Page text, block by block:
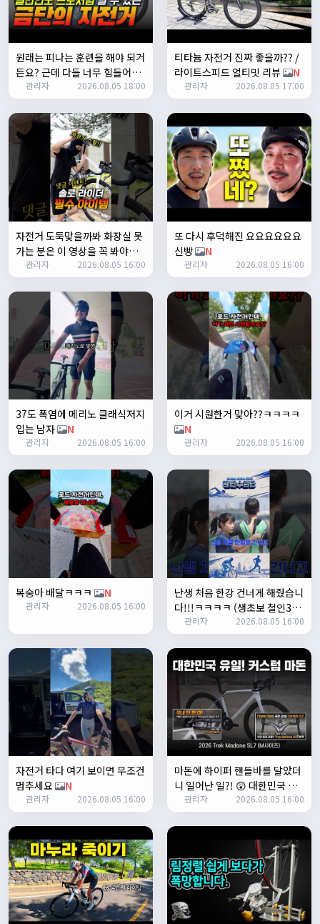
쏭박17:23:38
테스트 2
쏭박17:23:41
테스트 테스트
쏭박17:24:16
쏭박17:24:22
사진 업로드 테스트
쏭박17:24:35
테스트 완료입니다 :)
Leepi 02:57:35
1
알루미 06:16:14
뇽
1/23/2025
관리자09:12:09
사이트 가입자수가 100명이 넘었습니다 :)
관리자09:12:12
다들 좋은하루되세요~
열심히타자12:16:55
맛점하세요~
배과장12:48:20
반갑습니다 여러분 ^_^
배과장 12:48:33
명절에도 열심히 맛있는 음식먹고 로라 타셔야지요 ㅎㅎ
1/24/2025
명신이 13:35:29
안녕하세요
1/27/2025
루나워커20:37:55
좋네요. 이것저것 많이요
열심히타자21:12:34
설연휴인데 날씨가..ㅠㅠ
1/28/2025
꼬유10:07:01
명절 행복하게 보내세요~ !!
1/29/2025
2chun09:38:46
명절 잘 보내세요~!
명신이12:33:45
명절 잘보내세요~
2/1/2025
원래는 피나는 훈련을 해야 되거
든요? 근데 다들 너무 힘들어하
니까 우리가 치트키를 좀 써드릴
게요. 아, KC 인증이 안나온다고
요? 그럼 뭐... 얼른 훈련하러 안
나가고 뭐하세요?
N
관리자 2026.08.05 18:00
티타늄 자전거 진짜 좋을까?? /
라이트스피드 얼티밋 리뷰
N
관리자 2026.08.05 17:00
자전거 도둑맞을까봐 화장실 못
가는 분은 이 영상을 꼭 봐야합
니다
N
관리자 2026.08.05 16:00
또 다시 후덕해진 요요요요요요
신빵
N
관리자 2026.08.05 16:00
37도 폭염에 메리노 클래식저지
입는 남자
N
관리자 2026.08.05 16:00
이거 시원한거 맞아??ㅋㅋㅋㅋ
N
관리자 2026.08.05 16:00
복숭아 배달ㅋㅋㅋ N
관리자 2026.08.05 16:00
난생 처음 한강 건너게 해줬습니
다!!!ㅋㅋㅋㅋ (생초보 철인3종
입문시키기)
N
관리자 2026.08.05 16:00
자전거 타다 여기 보이면 무조건
멈추세요
N
관리자 2026.08.05 16:00
마돈에 하이퍼 핸들바를 달았더
니 일어난 일?! 😲 대한민국 유
일무이 커스텀 마돈 SL7 등장!
N
관리자 2026.08.05 16:00